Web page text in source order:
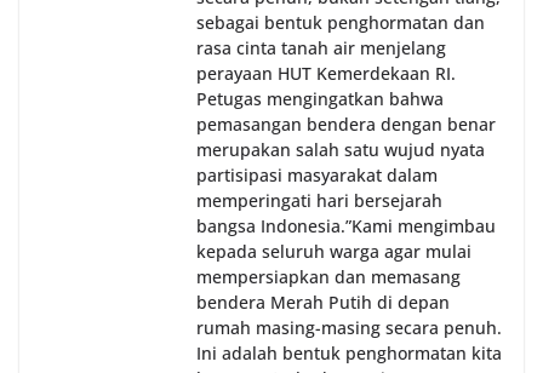
sebagai bentuk penghormatan dan
rasa cinta tanah air menjelang
perayaan HUT Kemerdekaan RI.
Petugas mengingatkan bahwa
pemasangan bendera dengan benar
merupakan salah satu wujud nyata
partisipasi masyarakat dalam
memperingati hari bersejarah
bangsa Indonesia.‎‎”Kami mengimbau
kepada seluruh warga agar mulai
mempersiapkan dan memasang
bendera Merah Putih di depan
rumah masing-masing secara penuh.
Ini adalah bentuk penghormatan kita